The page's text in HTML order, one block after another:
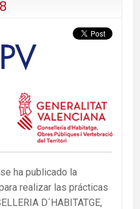
ha publicado la
realizar las prácticas
D´HABITATGE,